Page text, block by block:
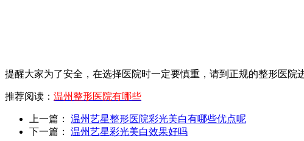
提醒大家为了安全，在选择医院时一定要慎重，请到正规的整形医院
推荐阅读： 温州整形医院有哪些
上一篇：
温州艺星整形医院彩光美白有哪些优点呢
下一篇：
温州艺星彩光美白效果好吗